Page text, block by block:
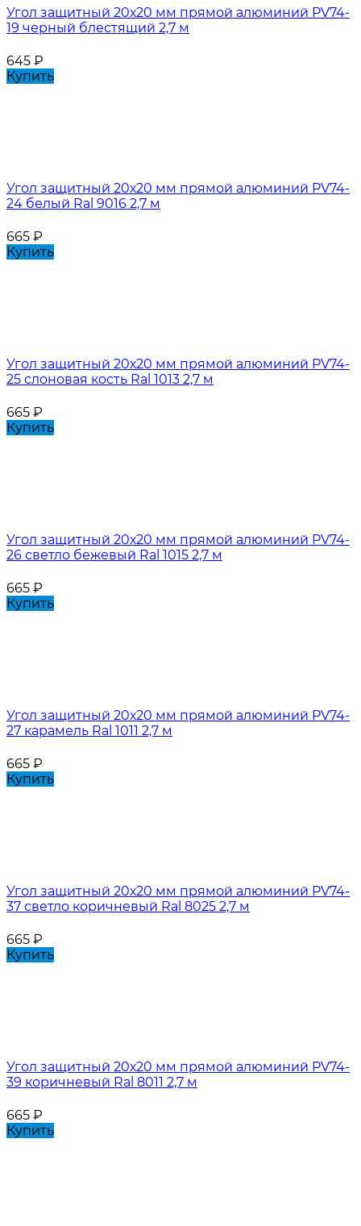
Угол защитный 20х20 мм прямой алюминий PV74-
19 черный блестящий 2,7 м
645 ₽
Купить
Угол защитный 20х20 мм прямой алюминий PV74-
24 белый Ral 9016 2,7 м
665 ₽
Купить
Угол защитный 20х20 мм прямой алюминий PV74-
25 слоновая кость Ral 1013 2,7 м
665 ₽
Купить
Угол защитный 20х20 мм прямой алюминий PV74-
26 светло бежевый Ral 1015 2,7 м
665 ₽
Купить
Угол защитный 20х20 мм прямой алюминий PV74-
27 карамель Ral 1011 2,7 м
665 ₽
Купить
Угол защитный 20х20 мм прямой алюминий PV74-
37 светло коричневый Ral 8025 2,7 м
665 ₽
Купить
Угол защитный 20х20 мм прямой алюминий PV74-
39 коричневый Ral 8011 2,7 м
665 ₽
Купить